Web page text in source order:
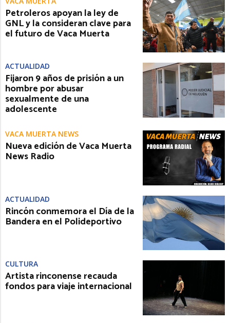
Petroleros apoyan la ley de
GNL y la consideran clave para
el futuro de Vaca Muerta
ACTUALIDAD
Fijaron 9 años de prisión a un
hombre por abusar
sexualmente de una
adolescente
VACA MUERTA NEWS
Nueva edición de Vaca Muerta
News Radio
ACTUALIDAD
Rincón conmemora el Día de la
Bandera en el Polideportivo
CULTURA
Artista rinconense recauda
fondos para viaje internacional